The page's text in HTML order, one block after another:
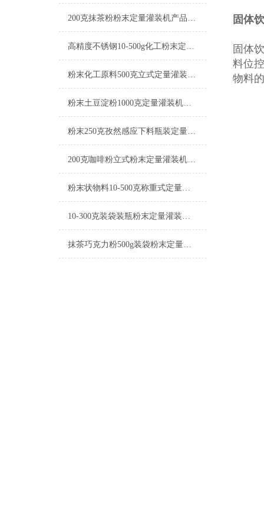
200克抹茶粉粉末定量灌装机产品简介
高精度不锈钢10-500g化工粉末定量灌装机操作简单
粉末化工原料500克立式定量灌装机参数
粉末土豆淀粉1000克定量灌装机厂家
粉末250克孜然感应下料瓶装定量灌装机设备
200克咖啡粉立式粉末定量灌装机简介
粉末状物料10-500克称重式定量灌装机操作简单
10-300克装袋装瓶粉末定量灌装机简介
抹茶巧克力粉500g装袋粉末定量灌装机
固体
固体
料位
物料